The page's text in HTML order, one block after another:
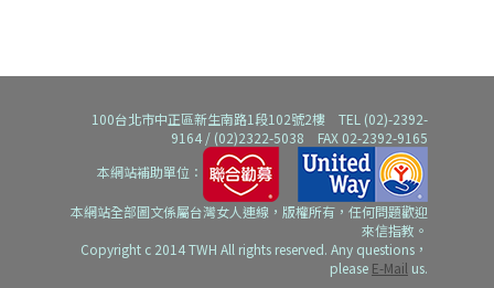
100台北市中正區新生南路1段102號2樓 TEL (02)-2392-
9164 / (02)2322-5038 FAX 02-2392-9165
本網站補助單位：
本網站全部圖文係屬台灣女人連線，版權所有，任何問題歡迎
來信指教。
Copyright c 2014 TWH All rights reserved. Any questions，
please E-Mail us.